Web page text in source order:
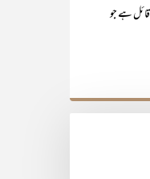
ہے جو